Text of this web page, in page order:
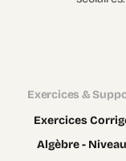
Exercices &
Exercices
Algèbre - Niveau